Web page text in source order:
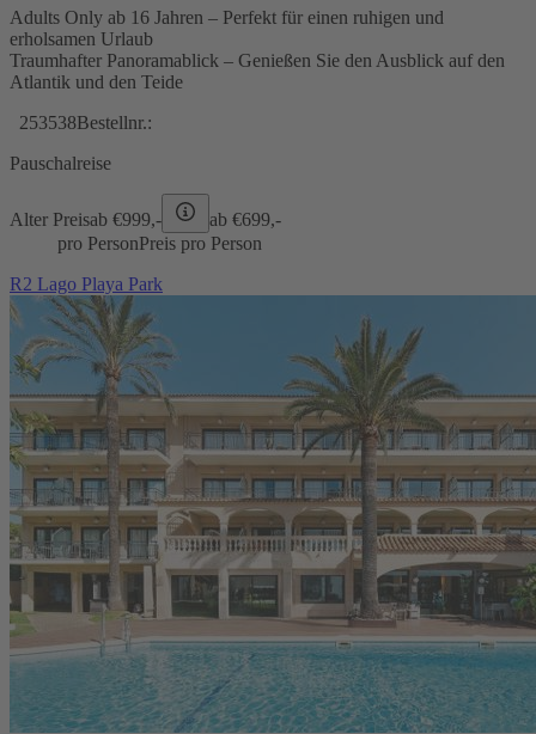
Adults Only ab 16 Jahren – Perfekt für einen ruhigen und
erholsamen Urlaub
Traumhafter Panoramablick – Genießen Sie den Ausblick auf den
Atlantik und den Teide
253538Bestellnr.:
Pauschalreise
Alter Preisab €999,- ab €699,-
pro PersonPreis pro Person
R2 Lago Playa Park